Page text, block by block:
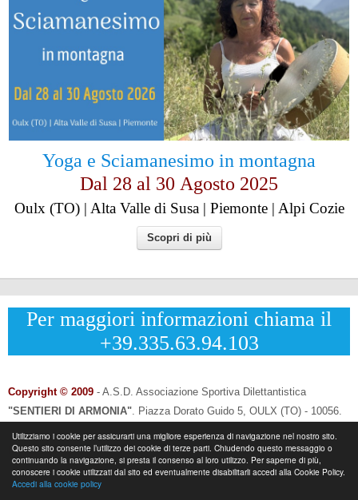
Utilizziamo i cookie per assicurarti una migliore esperienza di navigazione nel nostro sito.
Questo sito consente l’utilizzo dei cookie di terze parti. Chiudendo questo messaggio o
continuando la navigazione, si presta il consenso al loro utilizzo. Per saperne di più,
conoscere i cookie utilizzati dal sito ed eventualmente disabilitarli accedi alla Cookie Policy.
Accedi alla cookie policy
Yoga e Sciamanesimo in montagna
Dal 28 al 30 Agosto 2025
Oulx (TO) | Alta Valle di Susa | Piemonte | Alpi Cozie
Scopri di più
Per maggiori informazioni chiama il
+39.335.63.94.103
Copyright © 2009 - A.S.D. Associazione Sportiva Dilettantistica
"SENTIERI DI ARMONIA" Piazza Dorato Guido 5, OULX (TO) - 10056.
Info & Contatti:Laura Eynard: +39.335.6394103
-Email: info@sentieridiarmonia.com